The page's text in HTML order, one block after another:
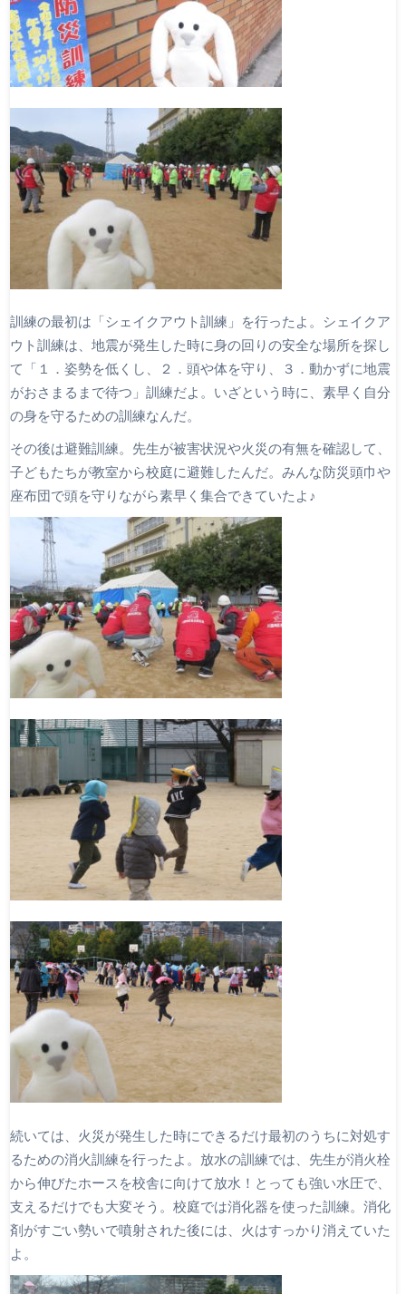
訓練の最初は「シェイクアウト訓練」を行ったよ。シェイクア
ウト訓練は、地震が発生した時に身の回りの安全な場所を探し
て「１．姿勢を低くし、２．頭や体を守り、３．動かずに地震
がおさまるまで待つ」訓練だよ。いざという時に、素早く自分
の身を守るための訓練なんだ。
その後は避難訓練。先生が被害状況や火災の有無を確認して、
子どもたちが教室から校庭に避難したんだ。みんな防災頭巾や
座布団で頭を守りながら素早く集合できていたよ♪
続いては、火災が発生した時にできるだけ最初のうちに対処す
るための消火訓練を行ったよ。放水の訓練では、先生が消火栓
から伸びたホースを校舎に向けて放水！とっても強い水圧で、
支えるだけでも大変そう。校庭では消化器を使った訓練。消化
剤がすごい勢いで噴射された後には、火はすっかり消えていた
よ。